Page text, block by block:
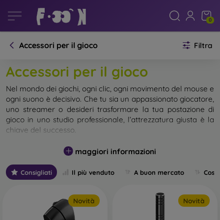
0
Accessori per il gioco Filtra
Accessori per il gioco
Nel mondo dei giochi, ogni clic, ogni movimento del mouse e
ogni suono è decisivo. Che tu sia un appassionato giocatore,
uno streamer o desideri trasformare la tua postazione di
gioco in uno studio professionale, l’attrezzatura giusta è la
chiave del successo.
Le tastiere meccaniche offrono una risposta immediata e
un’alta precisione, ideali per giochi d’azione veloci o titoli
MMO. Le tastiere a membrana sono silenziose e comode,
adatte a lunghe sessioni di gioco. L’illuminazione RGB non
solo mette in risalto il tuo spazio da gioco, ma permette
maggiori informazioni
Consigliati Il più venduto A buon mercato
Novità Novità